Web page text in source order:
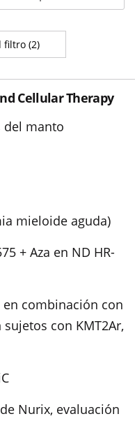
filtro (2)
Cellular Therapy
del manto
mieloide aguda)
+ Aza en ND HR-
en combinación con
con KMT2Ar,
Nurix, evaluación